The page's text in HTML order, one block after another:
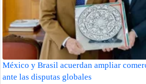
México y Brasil acuerdan ampliar
ante las disputas globales